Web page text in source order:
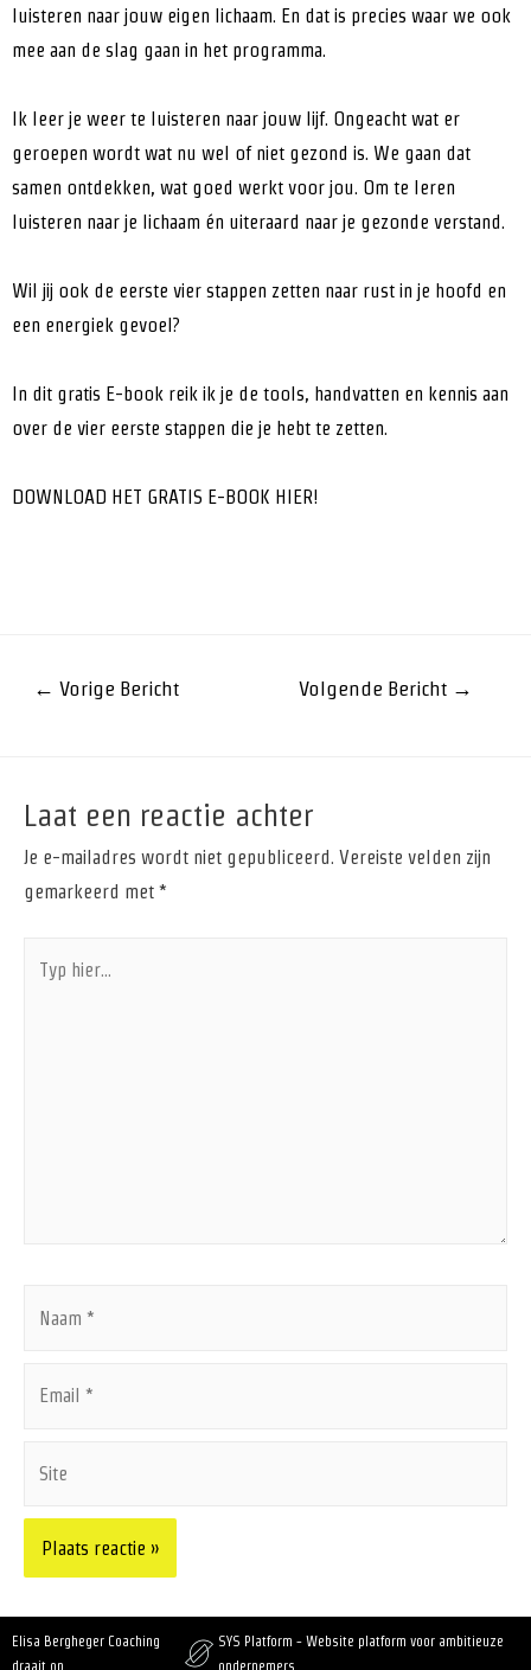
luisteren naar jouw eigen lichaam. En dat is precies waar we ook
mee aan de slag gaan in het programma.
Ik leer je weer te luisteren naar jouw lijf. Ongeacht wat er
geroepen wordt wat nu wel of niet gezond is. We gaan dat
samen ontdekken, wat goed werkt voor jou. Om te leren
luisteren naar je lichaam én uiteraard naar je gezonde verstand.
Wil jij ook de eerste vier stappen zetten naar rust in je hoofd en
een energiek gevoel?
In dit gratis E-book reik ik je de tools, handvatten en kennis aan
over de vier eerste stappen die je hebt te zetten.
DOWNLOAD HET GRATIS E-BOOK HIER!
← Vorige Bericht Volgende Bericht →
Laat een reactie achter
Je e-mailadres wordt niet gepubliceerd. Vereiste velden zijn
gemarkeerd met *
Elisa Bergheger Coaching
draait op
SYS Platform - Website platform voor ambitieuze
ondernemers